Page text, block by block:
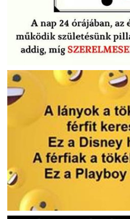
Sajtó
Humor
Napló postája
Újság Archívum
Emlékezzünk †
Nyelv